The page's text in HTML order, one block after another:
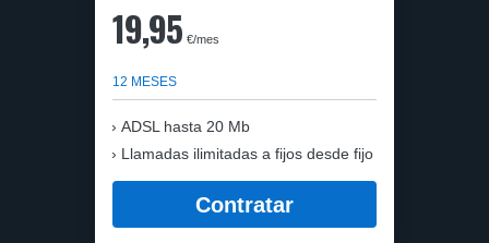
19,95 €/mes
12 MESES
ADSL hasta 20 Mb
Llamadas ilimitadas a fijos desde fijo
Contratar